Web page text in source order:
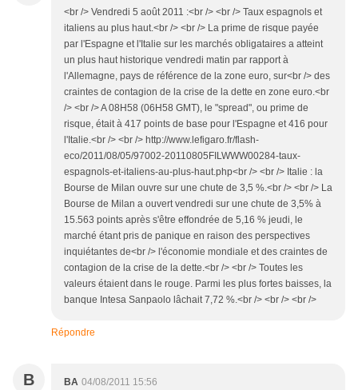
<br /> Vendredi 5 août 2011 :<br /> <br /> Taux espagnols et
italiens au plus haut.<br /> <br /> La prime de risque payée
par l'Espagne et l'Italie sur les marchés obligataires a atteint
un plus haut historique vendredi matin par rapport à
l'Allemagne, pays de référence de la zone euro, sur<br /> des
craintes de contagion de la crise de la dette en zone euro.<br
/> <br /> A 08H58 (06H58 GMT), le "spread", ou prime de
risque, était à 417 points de base pour l'Espagne et 416 pour
l'Italie.<br /> <br /> http://www.lefigaro.fr/flash-
eco/2011/08/05/97002-20110805FILWWW00284-taux-
espagnols-et-italiens-au-plus-haut.php<br /> <br /> Italie : la
Bourse de Milan ouvre sur une chute de 3,5 %.<br /> <br /> La
Bourse de Milan a ouvert vendredi sur une chute de 3,5% à
15.563 points après s'être effondrée de 5,16 % jeudi, le
marché étant pris de panique en raison des perspectives
inquiétantes de<br /> l'économie mondiale et des craintes de
contagion de la crise de la dette.<br /> <br /> Toutes les
valeurs étaient dans le rouge. Parmi les plus fortes baisses, la
banque Intesa Sanpaolo lâchait 7,72 %.<br /> <br /> <br />
Répondre
B BA 04/08/2011 15:56